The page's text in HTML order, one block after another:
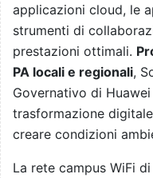
applicazioni cloud, le
strumenti di
prestazioni ottimali.
PA locali e regionali,
Governativo di
trasformazione
creare condizioni
La rete campus WiFi